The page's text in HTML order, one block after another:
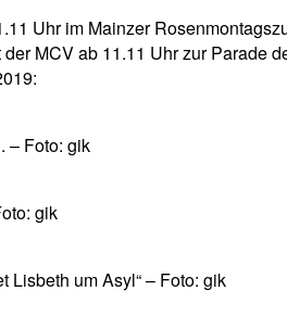
Uhr im Mainzer
MCV ab 11.11 Uhr zur Parade
– Foto: gik
gik
Lisbeth um Asyl“ – Foto: gik